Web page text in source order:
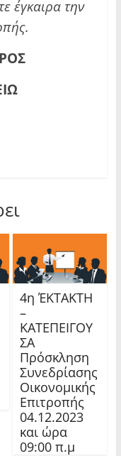
έγκαιρα την
4η ΈΚΤΑΚΤΗ
–
ΚΑΤΕΠΕΙΓΟΥ
ΣΑ
Πρόσκληση
Συνεδρίασης
Οικονομικής
Επιτροπής
04.12.2023
και ώρα
09:00 π.μ